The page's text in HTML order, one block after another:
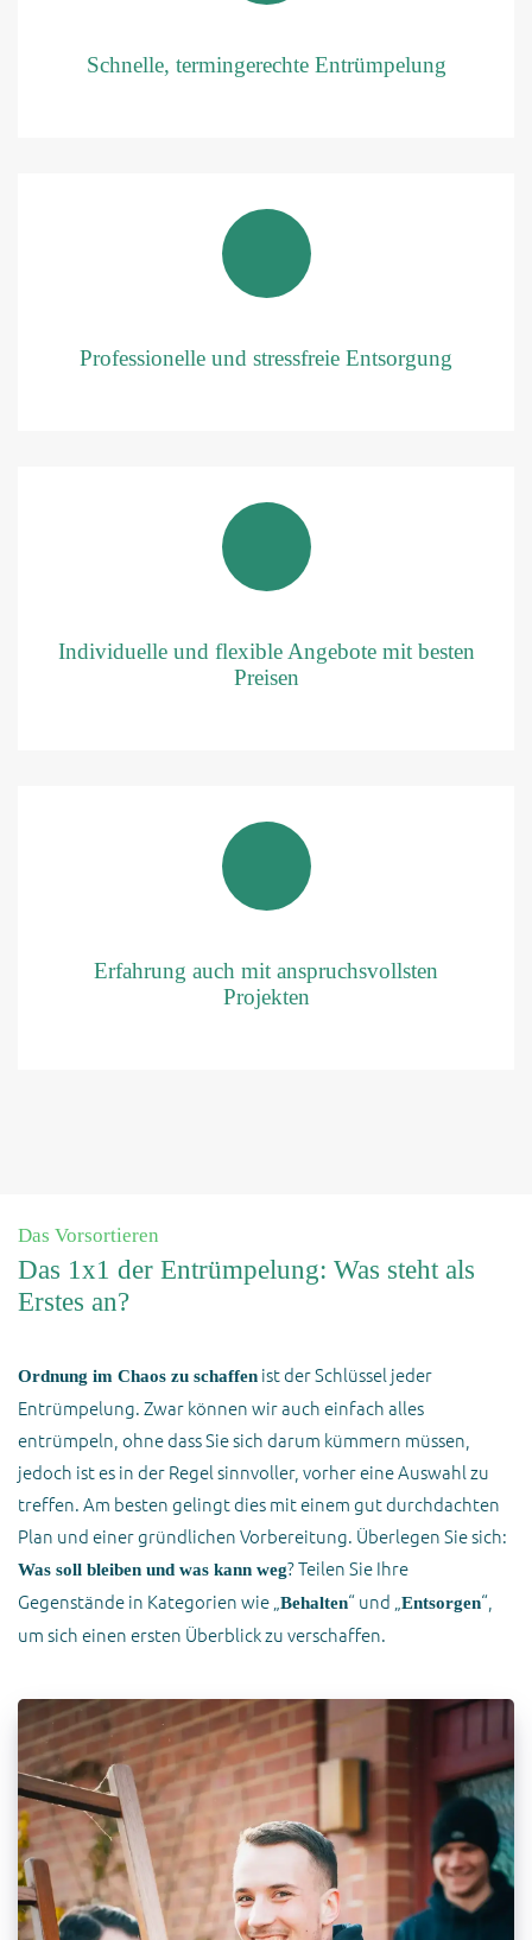
Schnelle, termingerechte Entrümpelung
Professionelle und stressfreie Entsorgung
Individuelle und flexible Angebote mit besten
Preisen
Erfahrung auch mit anspruchsvollsten
Projekten
Das Vorsortieren
Das 1x1 der Entrümpelung: Was steht als
Erstes an?
Ordnung im Chaos zu schaffen ist der Schlüssel jeder
Entrümpelung. Zwar können wir auch einfach alles
entrümpeln, ohne dass Sie sich darum kümmern müssen,
jedoch ist es in der Regel sinnvoller, vorher eine Auswahl zu
treffen. Am besten gelingt dies mit einem gut durchdachten
Plan und einer gründlichen Vorbereitung. Überlegen Sie sich:
Was soll bleiben und was kann weg? Teilen Sie Ihre
Gegenstände in Kategorien wie „ Behalten“ und „ Entsorgen“,
um sich einen ersten Überblick zu verschaffen.